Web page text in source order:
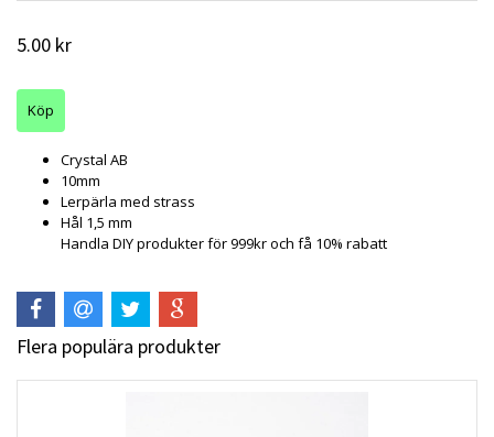
5.00 kr
Crystal AB
10mm
Lerpärla med strass
Hål 1,5 mm
Handla DIY produkter för 999kr och få 10% rabatt
Flera populära produkter